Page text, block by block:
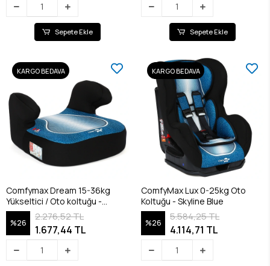
Sepete Ekle Sepete Ekle
KARGO BEDAVA
Comfymax Dream 15-36kg
Yükseltici / Oto koltuğu -
Skyline Blue
%26
2.276,52 TL
1.677,44 TL
KARGO BEDAVA
ComfyMax Lux 0-25kg Oto
Koltuğu - Skyline Blue
%26
5.584,25 TL
4.114,71 TL